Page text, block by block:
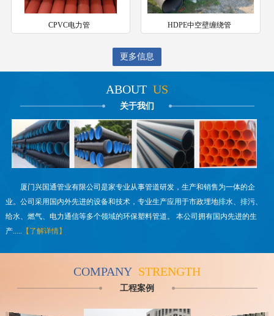
CPVC电力管 HDPE中空壁缠绕管
更多信息
ABOUT US
关于我们
厦门兴国通管业有限公司是家专业从事管道研发，生产和销售为一体的企
业。公司采用国内外先进的设备和技术，专业生产应用于市政埋地排水、排污、
给水、燃气、电力通信等多个领域的环保塑料管道。 本公司拥有国内先进的生
产.....
【了解详情】
COMPANY STRENGTH
工程案例